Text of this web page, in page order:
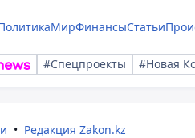
МирФинансыСтатьи
#Спецпроекты #Новая
Редакция Zakon.kz